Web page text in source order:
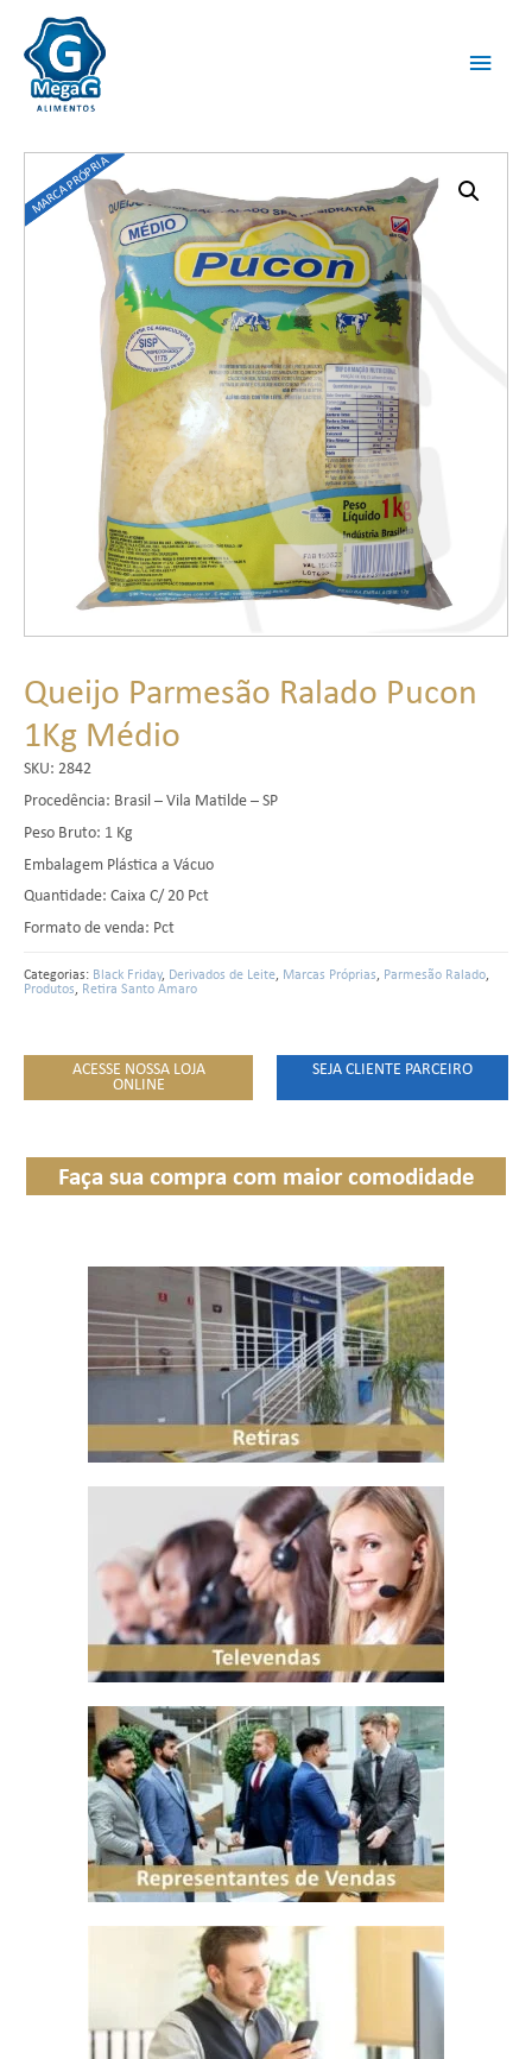
Queijo Parmesão Ralado Pucon
1Kg Médio
SKU: 2842
Procedência: Brasil – Vila Matilde – SP
Peso Bruto: 1 Kg
Embalagem Plástica a Vácuo
Quantidade: Caixa C/ 20 Pct
Formato de venda: Pct
Categorias: Black Friday, Derivados de Leite, Marcas Próprias, Parmesão Ralado,
Produtos, Retira Santo Amaro
ACESSE NOSSA LOJA
ONLINE
SEJA CLIENTE PARCEIRO
Faça sua compra com maior comodidade